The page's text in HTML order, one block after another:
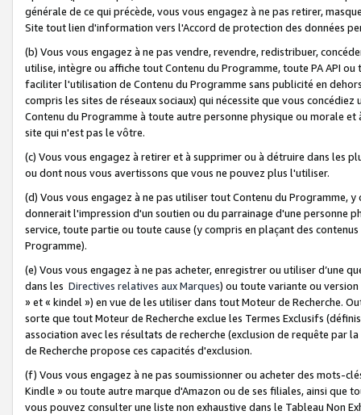
générale de ce qui précède, vous vous engagez à ne pas retirer,
Site tout lien d'information vers l'Accord de protection des données
(b) Vous vous engagez à ne pas vendre, revendre, redistribuer,
utilise, intègre ou affiche tout Contenu du Programme, toute PA API
faciliter l'utilisation de Contenu du Programme sans publicité en
compris les sites de réseaux sociaux) qui nécessite que vous
Contenu du Programme à toute autre personne physique ou morale
site qui n'est pas le vôtre.
(c) Vous vous engagez à retirer et à supprimer ou à détruire dans les
ou dont nous vous avertissons que vous ne pouvez plus l'utiliser.
(d) Vous vous engagez à ne pas utiliser tout Contenu du Programme,
donnerait l'impression d'un soutien ou du parrainage d'une personne
service, toute partie ou toute cause (y compris en plaçant des
Programme).
(e) Vous vous engagez à ne pas acheter, enregistrer ou utiliser d’une
dans les Directives relatives aux Marques) ou toute variante ou
» et « kindel ») en vue de les utiliser dans tout Moteur de Recherche.
sorte que tout Moteur de Recherche exclue les Termes Exclusifs
association avec les résultats de recherche (exclusion de requête
de Recherche propose ces capacités d'exclusion.
(f) Vous vous engagez à ne pas soumissionner ou acheter des mots-
Kindle » ou toute autre marque d'Amazon ou de ses filiales, ainsi que
vous pouvez consulter une liste non exhaustive dans le Tableau Non